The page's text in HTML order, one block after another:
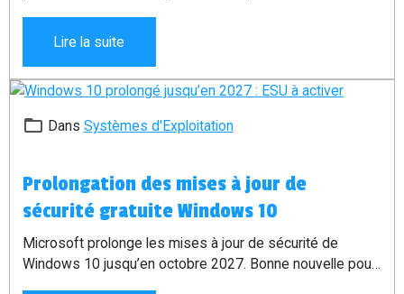
privée.
Lire la suite
Dans Systèmes d'Exploitation
Prolongation des mises à jour de
sécurité gratuite Windows 10
Microsoft prolonge les mises à jour de sécurité de
Windows 10 jusqu’en octobre 2027. Bonne nouvelle pour